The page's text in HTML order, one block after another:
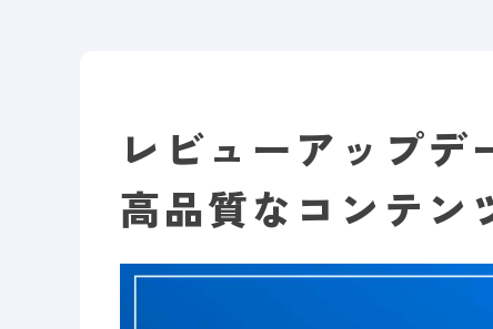
レビューアップデ
高品質なコンテン